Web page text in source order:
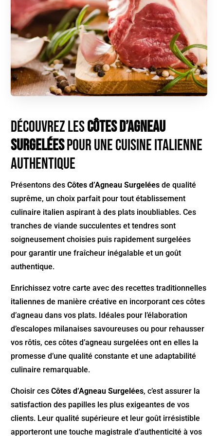
Découvrez lesCôtes d’Agneau
Surgeléespour une cuisine italienne
authentique
Présentons desCôtes d’Agneau Surgelées de qualité
suprême, un choix parfait pour tout établissement
culinaire italien aspirant à des plats inoubliables. Ces
tranches de viande succulentes et tendres sont
soigneusement choisies puis rapidement surgelées
pour garantir une fraîcheur inégalable et un goût
authentique.
Enrichissez votre carte avec des recettes traditionnelles
italiennes de manière créative en incorporant ces côtes
d’agneau dans vos plats. Idéales pour l’élaboration
d’escalopes milanaises savoureuses ou pour rehausser
vos rôtis, ces côtes d’agneau surgelées ont en elles la
promesse d’une qualité constante et une adaptabilité
culinaire remarquable.
Choisir cesCôtes d’Agneau Surgelées, c’est assurer la
satisfaction des papilles les plus exigeantes de vos
clients. Leur qualité supérieure et leur goût irrésistible
apporteront une touche magistrale d’authenticité à vos